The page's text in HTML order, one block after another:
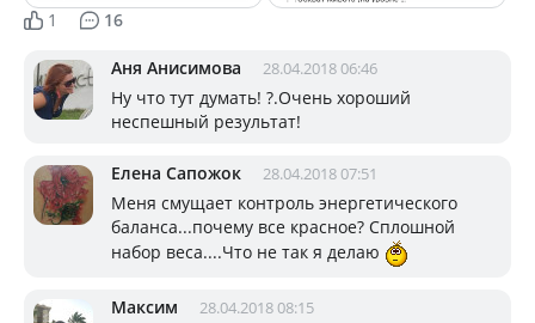
1 16
Аня Анисимова 28.04.2018 06:46
Ну что тут думать! ?.Очень хороший
неспешный результат!
Елена Сапожок 28.04.2018 07:51
Меня смущает контроль энергетического
баланса...почему все красное? Сплошной
набор веса....Что не так я делаю
Максим 28.04.2018 08:15